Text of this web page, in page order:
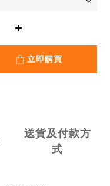
立即購買
送貨及付款方
式